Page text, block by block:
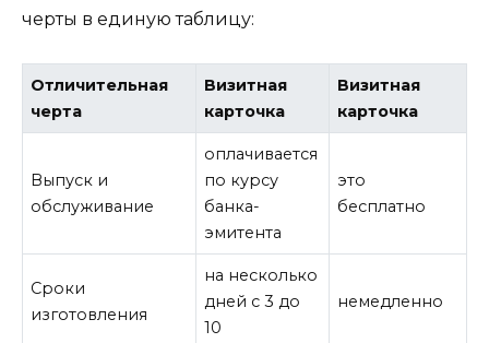
черты в единую таблицу:
Отличительная
черта
Визитная
карточка
Визитная
карточка
Выпуск и
обслуживание
оплачивается
по курсу
банка-
эмитента
это
бесплатно
Сроки
изготовления
на несколько
дней с 3 до
10
немедленно